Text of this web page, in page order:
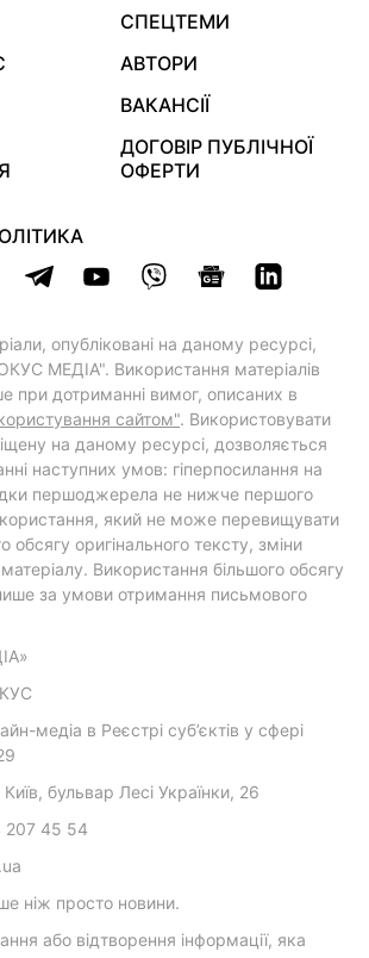
СПЕЦТЕМИ
АВТОРИ
ВАКАНСІЇ
ДОГОВІР ПУБЛІЧНОЇ
ОФЕРТИ
опубліковані на даному ресурсі,
МЕДІА". Використання матеріалів
при дотриманні вимог, описаних в
сайтом". Використовувати
на даному ресурсі, дозволяється
наступних умов: гіперпосилання на
першоджерела не нижче першого
який не може перевищувати
обсягу оригінального тексту, зміни
Використання більшого обсягу
за умови отримання письмового
медіа в Реєстрі суб’єктів у сфері
бульвар Лесі Українки, 26
207 45 54
ніж просто новини.
або відтворення інформації, яка